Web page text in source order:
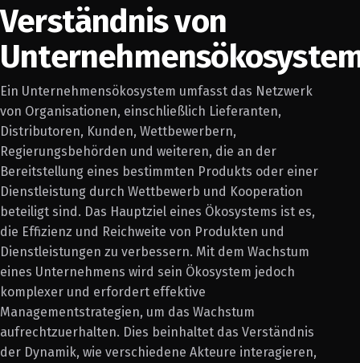
Verständnis von
Ein Unternehmensökosystem umfasst das Netzwerk
von Organisationen, einschließlich Lieferanten,
Distributoren, Kunden, Wettbewerbern,
Regierungsbehörden und weiteren, die an der
Bereitstellung eines bestimmten Produkts oder einer
Dienstleistung durch Wettbewerb und Kooperation
beteiligt sind. Das Hauptziel eines Ökosystems ist es,
die Effizienz und Reichweite von Produkten und
Dienstleistungen zu verbessern. Mit dem Wachstum
eines Unternehmens wird sein Ökosystem jedoch
komplexer und erfordert effektive
Managementstrategien, um das Wachstum
aufrechtzuerhalten. Dies beinhaltet das Verständnis
der Dynamik, wie verschiedene Akteure interagieren,